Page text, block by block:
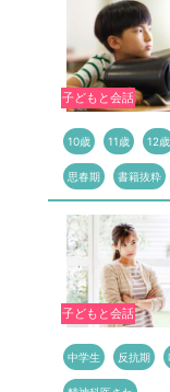
子どもと会話
10歳 11歳 12歳
思春期 書籍抜粋
子どもと会話
中学生 反抗期